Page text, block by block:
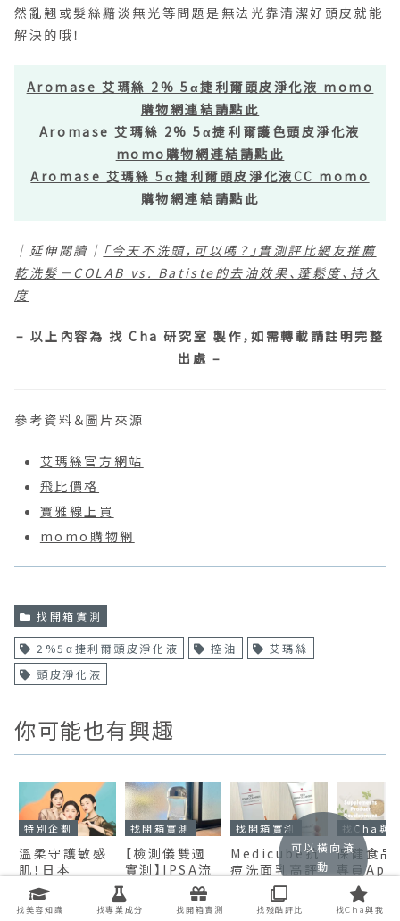
然亂翹或髮絲黯淡無光等問題是無法光靠清潔好頭皮就能
解決的哦！
Aromase 艾瑪絲 2% 5α捷利爾頭皮淨化液 momo
購物網連結請點此
Aromase 艾瑪絲 2% 5α捷利爾護色頭皮淨化液
momo購物網連結請點此
Aromase 艾瑪絲 5α捷利爾頭皮淨化液CC momo
購物網連結請點此
｜延伸閱讀｜ 「今天不洗頭，可以嗎？」實測評比網友推薦
乾洗髮－COLAB vs. Batiste的去油效果、蓬鬆度、持久
度
– 以上內容為 找 Cha 研究室 製作，如需轉載請註明完整
出處 –
參考資料＆圖片來源
艾瑪絲官方網站
飛比價格
寶雅線上買
momo購物網
找開箱實測
2%5α捷利爾頭皮淨化液 控油
艾瑪絲
頭皮淨化液
你可能也有興趣
特別企劃
溫柔守護敏感
肌！日本
「ONLY
MINERALS」
找開箱實測
【檢測儀雙週
實測】IPSA流
金水真的可以
有效保濕並縮
找開箱實測
Medicube抗
痘洗面乳高評
價是真的嗎？7
天實測膚況竟
找Cha與
保健食品
專員
小資保
道：偽素
可以橫向滾
動
找美容知識 找專業成分 找開箱實測 找殘酷評比 找Cha與我